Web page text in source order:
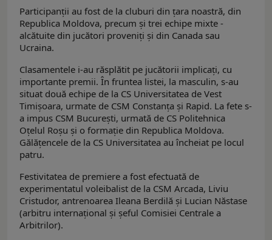
Participanții au fost de la cluburi din țara noastră, din
Republica Moldova, precum și trei echipe mixte -
alcătuite din jucători proveniți și din Canada sau
Ucraina.
Clasamentele i-au răsplătit pe jucătorii implicați, cu
importante premii. În fruntea listei, la masculin, s-au
situat două echipe de la CS Universitatea de Vest
Timișoara, urmate de CSM Constanța și Rapid. La fete s-
a impus CSM București, urmată de CS Politehnica
Oțelul Roșu și o formație din Republica Moldova.
Gălățencele de la CS Universitatea au încheiat pe locul
patru.
Festivitatea de premiere a fost efectuată de
experimentatul voleibalist de la CSM Arcada, Liviu
Cristudor, antrenoarea Ileana Berdilă și Lucian Năstase
(arbitru internațional și șeful Comisiei Centrale a
Arbitrilor).